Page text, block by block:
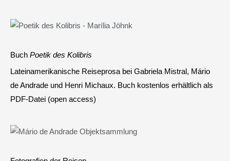
Buch Poetik des Kolibris
Lateinamerikanische Reiseprosa bei Gabriela Mistral, Mário
de Andrade und Henri Michaux. Buch kostenlos erhältlich als
PDF-Datei (open access)